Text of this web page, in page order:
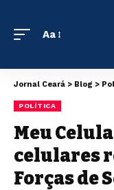
Aa
Jornal Ceará > Blog >
POLÍTICA
Meu
celulares
Forças de